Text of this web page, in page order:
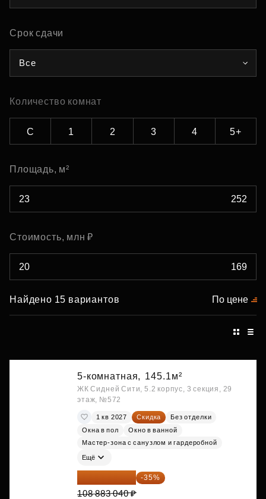
Срок сдачи
Все
Количество комнат
С 1 2 3 4 5+
Площадь, м²
Стоимость, млн ₽
Найдено 15 вариантов По цене
5-комнатная, 145.1м²
ЖК Сидней Сити, 5.2 корпус, 3 секция, 29
этаж, №572
1 кв 2027 Скидка
Без отделки
Окна в пол
Окно в ванной
Мастер-зона с санузлом и гардеробной
Ещё
70 773 976 ₽ -35%
108 883 040 ₽